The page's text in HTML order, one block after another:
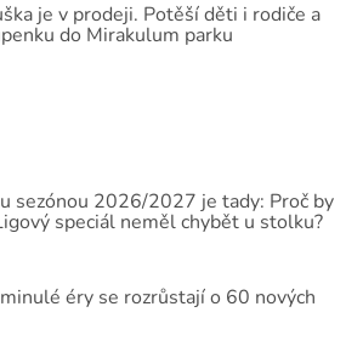
je v prodeji. Potěší děti i rodiče a
do Mirakulum parku
sezónou 2026/2027 je tady: Proč by
speciál neměl chybět u stolku?
éry se rozrůstají o 60 nových